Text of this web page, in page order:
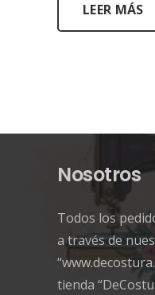
LEER MÁS
Nosotros
Todos los
a través de
tienda